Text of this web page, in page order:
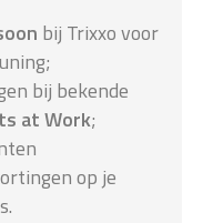
bij Trixxo voor
bij bekende
at Work;
op je